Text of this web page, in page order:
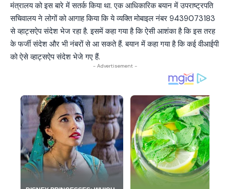
मंत्रालय को इस बारे में सतर्क किया था. एक आधिकारिक बयान में उपराष्ट्रपति
सचिवालय ने लोगों को आगाह किया कि ये व्यक्ति मोबाइल नंबर 9439073183
से व्हाट्सऐप संदेश भेज रहा है. इसमें कहा गया है कि ऐसी आशंका है कि इस तरह
के फर्जी संदेश और भी नंबरों से आ सकते हैं. बयान में कहा गया है कि कई वीआईपी
को ऐसे व्हाट्सऐप संदेश भेजे गए हैं.
- Advertisement -